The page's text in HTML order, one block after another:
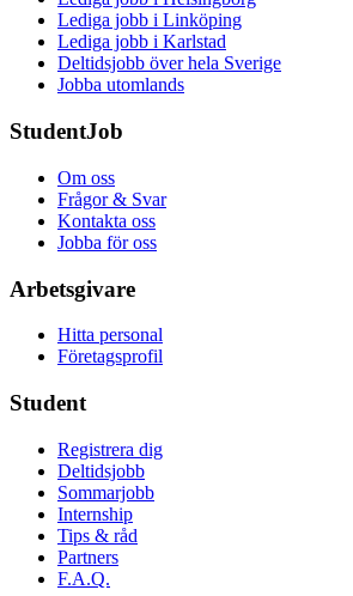
Lediga jobb i Linköping
Lediga jobb i Karlstad
Deltidsjobb över hela Sverige
Jobba utomlands
StudentJob
Om oss
Frågor & Svar
Kontakta oss
Jobba för oss
Arbetsgivare
Hitta personal
Företagsprofil
Student
Registrera dig
Deltidsjobb
Sommarjobb
Internship
Tips & råd
Partners
F.A.Q.